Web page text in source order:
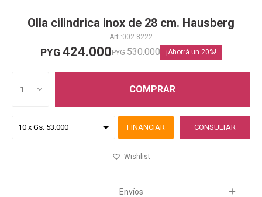
Olla cilindrica inox de 28 cm. Hausberg
002.8222
PYG 424.000PYG 530.000 20
1 COMPRAR
FINANCIAR CONSULTAR
Envíos